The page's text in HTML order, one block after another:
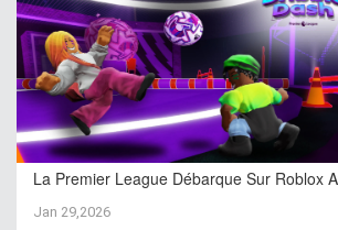
La Premier League Débarque Sur Roblox
Jan 29,2026